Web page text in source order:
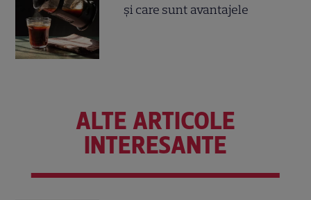
și care sunt avantajele
ALTE ARTICOLE
INTERESANTE